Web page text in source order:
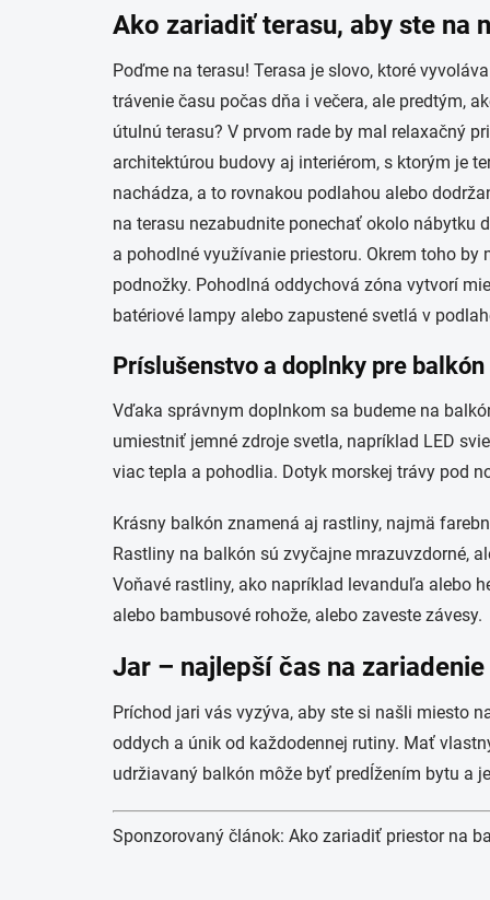
Ako zariadiť terasu, aby ste na
Poďme na terasu! Terasa je slovo, ktoré
trávenie času počas dňa i večera, ale predtým,
útulnú terasu? V prvom rade by mal relaxačný
architektúrou budovy aj interiérom, s ktorým je
nachádza, a to rovnakou podlahou alebo
na terasu nezabudnite ponechať okolo nábytku
a pohodlné využívanie priestoru. Okrem toho
podnožky. Pohodlná oddychová zóna vytvorí
batériové lampy alebo zapustené svetlá v
Príslušenstvo a doplnky pre
Vďaka správnym doplnkom sa budeme na
umiestniť jemné zdroje svetla, napríklad LED
viac tepla a pohodlia. Dotyk morskej trávy pod
Krásny balkón znamená aj rastliny, najmä
Rastliny na balkón sú zvyčajne mrazuvzdorné,
Voňavé rastliny, ako napríklad levanduľa alebo
alebo bambusové rohože, alebo zaveste závesy.
Jar – najlepší čas na
Príchod jari vás vyzýva, aby ste si našli miesto
oddych a únik od každodennej rutiny. Mať
udržiavaný balkón môže byť predĺžením bytu a
Sponzorovaný článok: Ako zariadiť priestor na